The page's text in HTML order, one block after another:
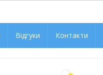
Відгуки Контакти